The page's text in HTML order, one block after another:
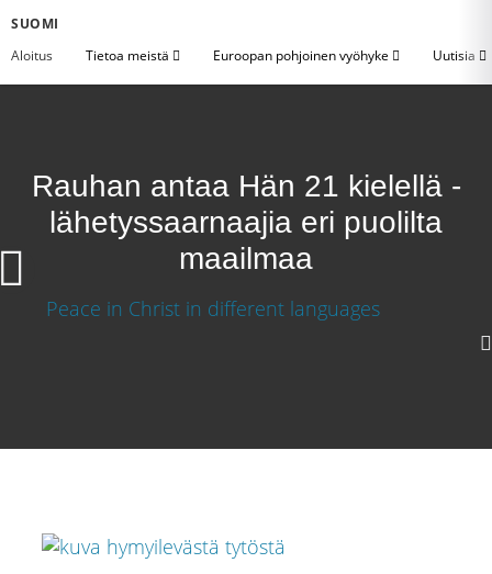
SUOMI
Aloitus
Tietoa meistä Euroopan pohjoinen vyöhyke Uutisia
Rauhan antaa Hän 21 kielellä -
lähetyssaarnaajia eri puolilta
maailmaa